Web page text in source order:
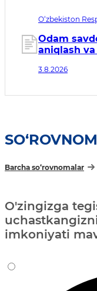
O‘zbekiston
04.08.2026
Odam
aniqlash
3.8.2026
Barcha so‘rovnomalar
O'zingizga
imkoniyati